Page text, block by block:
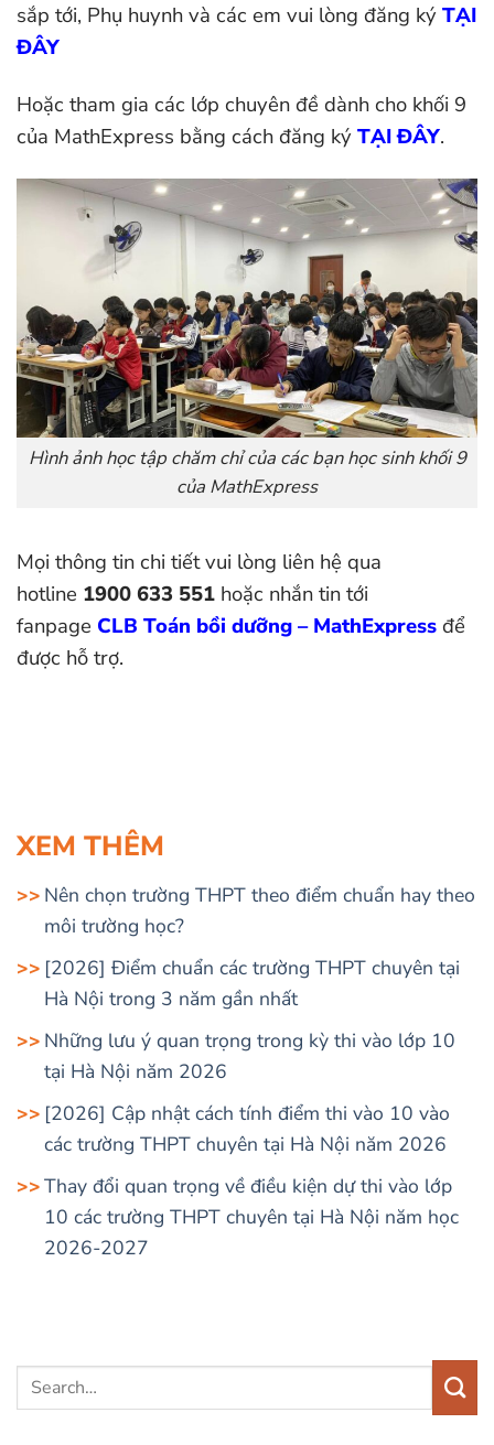
sắp tới, Phụ huynh và các em vui lòng đăng kýTẠI
ĐÂY
Hoặc tham gia các lớp chuyên đề dành cho khối 9
của MathExpress bằng cách đăng kýTẠI ĐÂY.
Hình ảnh học tập chăm chỉ của các bạn học sinh khối 9
của MathExpress
Mọi thông tin chi tiết vui lòng liên hệ qua
hotline 1900 633 551 hoặc nhắn tin tới
fanpage CLB Toán bồi dưỡng – MathExpressđể
được hỗ trợ.
XEM THÊM
Nên chọn trường THPT theo điểm chuẩn hay theo
môi trường học?
[2026] Điểm chuẩn các trường THPT chuyên tại
Hà Nội trong 3 năm gần nhất
Những lưu ý quan trọng trong kỳ thi vào lớp 10
tại Hà Nội năm 2026
[2026] Cập nhật cách tính điểm thi vào 10 vào
các trường THPT chuyên tại Hà Nội năm 2026
Thay đổi quan trọng về điều kiện dự thi vào lớp
10 các trường THPT chuyên tại Hà Nội năm học
2026-2027